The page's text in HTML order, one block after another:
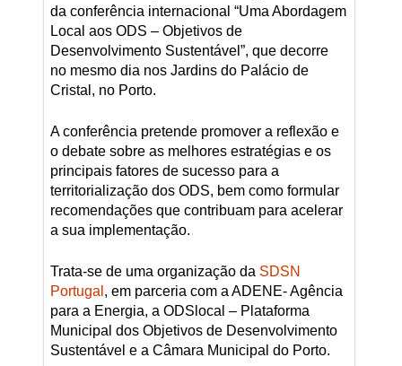
da conferência internacional “Uma Abordagem
Local aos ODS – Objetivos de
Desenvolvimento Sustentável”, que decorre
no mesmo dia nos Jardins do Palácio de
Cristal, no Porto.
A conferência pretende promover a reflexão e
o debate sobre as melhores estratégias e os
principais fatores de sucesso para a
territorialização dos ODS, bem como formular
recomendações que contribuam para acelerar
a sua implementação.
Trata-se de uma organização da SDSN
Portugal , em parceria com a ADENE- Agência
para a Energia, a ODSlocal – Plataforma
Municipal dos Objetivos de Desenvolvimento
Sustentável e a Câmara Municipal do Porto.